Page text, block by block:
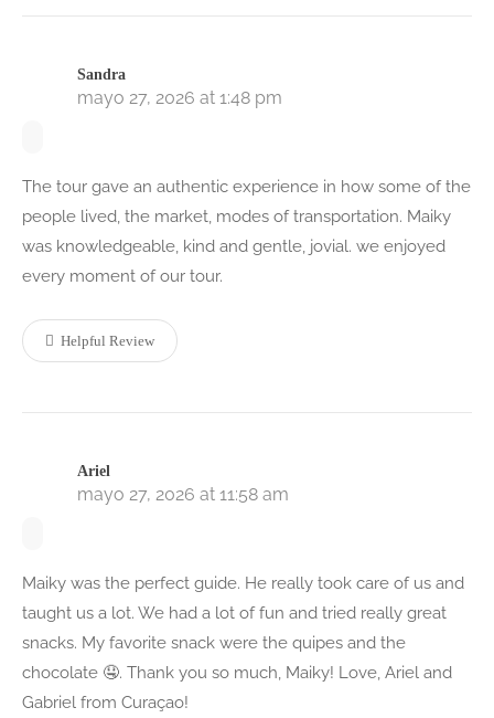
Sandra
mayo 27, 2026 at 1:48 pm
The tour gave an authentic experience in how some of the
people lived, the market, modes of transportation. Maiky
was knowledgeable, kind and gentle, jovial. we enjoyed
every moment of our tour.
Helpful Review
Ariel
mayo 27, 2026 at 11:58 am
Maiky was the perfect guide. He really took care of us and
taught us a lot. We had a lot of fun and tried really great
snacks. My favorite snack were the quipes and the
chocolate 🤤. Thank you so much, Maiky! Love, Ariel and
Gabriel from Curaçao!